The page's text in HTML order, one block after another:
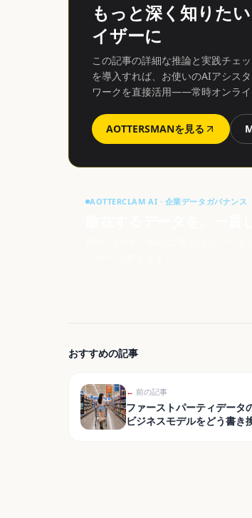
もっと深く知りた
イザーに
この記事の詳細な推論と実践チェ
を導入すれば、お使いのAIアシス
ワークを直接活用——常時オンライ
AOTTERSMANを見る
AOTTERCLAM AI · 企業データガバナンス
おすすめの記事
← 前の記事
ファーストパーティデータ
ビジネスモデルをどう書き